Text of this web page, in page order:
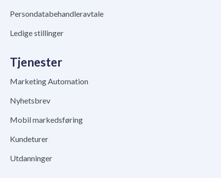
Persondatabehandleravtale
Ledige stillinger
Tjenester
Marketing Automation
Nyhetsbrev
Mobil markedsføring
Kundeturer
Utdanninger